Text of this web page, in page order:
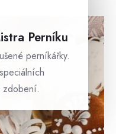
Perníku
perníkářky.
zdobení.